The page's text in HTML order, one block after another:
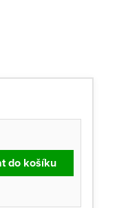
do košíku